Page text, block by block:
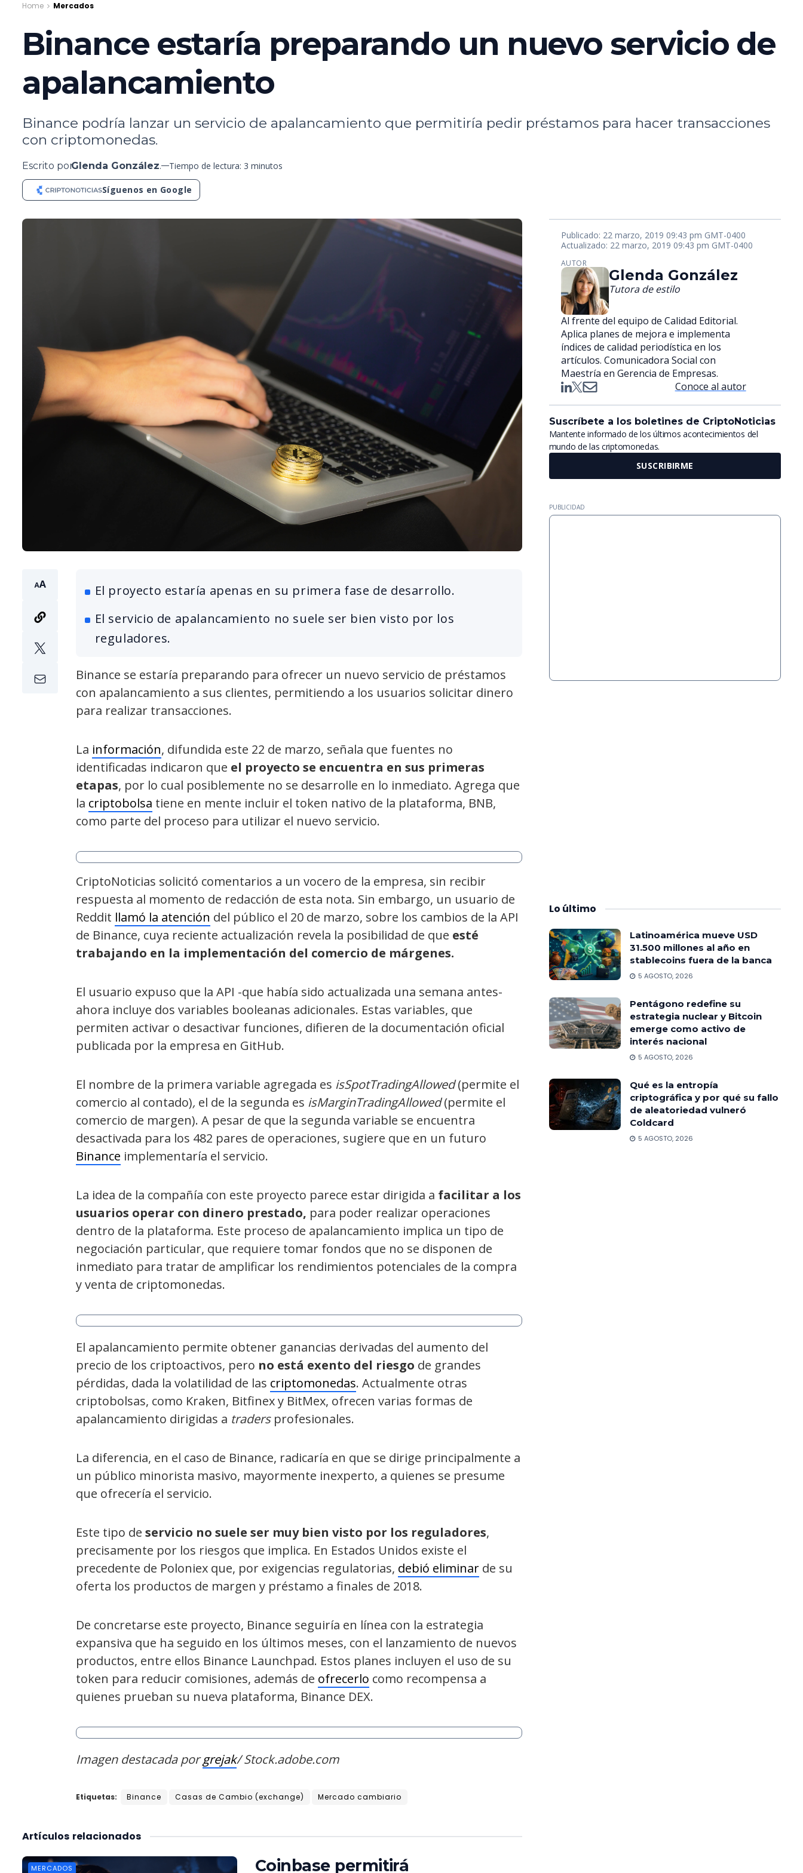
Home Mercados
Binance estaría preparando un nuevo servicio de
apalancamiento
Binance podría lanzar un servicio de apalancamiento que permitiría pedir préstamos para hacer transacciones
con criptomonedas.
Escrito porGlenda González. Tiempo de lectura: 3 minutos
Síguenos en Google
El proyecto estaría apenas en su primera fase de desarrollo.
El servicio de apalancamiento no suele ser bien visto por los
reguladores.
Binance se estaría preparando para ofrecer un nuevo servicio de préstamos
con apalancamiento a sus clientes, permitiendo a los usuarios solicitar dinero
para realizar transacciones.
La información, difundida este 22 de marzo, señala que fuentes no
identificadas indicaron que el proyecto se encuentra en sus primeras
etapas, por lo cual posiblemente no se desarrolle en lo inmediato. Agrega que
la criptobolsa tiene en mente incluir el token nativo de la plataforma, BNB,
como parte del proceso para utilizar el nuevo servicio.
CriptoNoticias solicitó comentarios a un vocero de la empresa, sin recibir
respuesta al momento de redacción de esta nota. Sin embargo, un usuario de
Reddit llamó la atención del público el 20 de marzo, sobre los cambios de la API
de Binance, cuya reciente actualización revela la posibilidad de que esté
trabajando en la implementación del comercio de márgenes.
El usuario expuso que la API -que había sido actualizada una semana antes-
ahora incluye dos variables booleanas adicionales. Estas variables, que
permiten activar o desactivar funciones, difieren de la documentación oficial
publicada por la empresa en GitHub.
El nombre de la primera variable agregada es isSpotTradingAllowed(permite el
comercio al contado), el de la segunda es isMarginTradingAllowed(permite el
comercio de margen). A pesar de que la segunda variable se encuentra
desactivada para los 482 pares de operaciones, sugiere que en un futuro
Binance implementaría el servicio.
La idea de la compañía con este proyecto parece estar dirigida a facilitar a los
usuarios operar con dinero prestado, para poder realizar operaciones
dentro de la plataforma. Este proceso de apalancamiento implica un tipo de
negociación particular, que requiere tomar fondos que no se disponen de
inmediato para tratar de amplificar los rendimientos potenciales de la compra
y venta de criptomonedas.
El apalancamiento permite obtener ganancias derivadas del aumento del
precio de los criptoactivos, pero no está exento del riesgo de grandes
pérdidas, dada la volatilidad de las criptomonedas. Actualmente otras
criptobolsas, como Kraken, Bitfinex y BitMex, ofrecen varias formas de
apalancamiento dirigidas a traders profesionales.
La diferencia, en el caso de Binance, radicaría en que se dirige principalmente a
un público minorista masivo, mayormente inexperto, a quienes se presume
que ofrecería el servicio.
Este tipo de servicio no suele ser muy bien visto por los reguladores,
precisamente por los riesgos que implica. En Estados Unidos existe el
precedente de Poloniex que, por exigencias regulatorias, debió eliminar de su
oferta los productos de margen y préstamo a finales de 2018.
De concretarse este proyecto, Binance seguiría en línea con la estrategia
expansiva que ha seguido en los últimos meses, con el lanzamiento de nuevos
productos, entre ellos Binance Launchpad. Estos planes incluyen el uso de su
token para reducir comisiones, además de ofrecerlo como recompensa a
quienes prueban su nueva plataforma, Binance DEX.
Imagen destacada porgrejak/ Stock.adobe.com
Etiquetas: Binance Casas de Cambio (exchange) Mercado cambiario
relacionados
Artículos
MERCADOS Coinbase permitirá
Publicado: 22 marzo, 2019 09:43 pm GMT-0400
Actualizado: 22 marzo, 2019 09:43 pm GMT-0400
AUTOR
Glenda González
Tutora de estilo
Al frente del equipo de Calidad Editorial.
Aplica planes de mejora e implementa
índices de calidad periodística en los
artículos. Comunicadora Social con
Maestría en Gerencia de Empresas.
Conoce al autor
Suscríbete a los boletines de CriptoNoticias
Mantente informado de los últimos acontecimientos del
mundo de las criptomonedas.
SUSCRIBIRME
PUBLICIDAD
Lo último
Latinoamérica mueve USD
31.500 millones al año en
stablecoins fuera de la banca
5 AGOSTO, 2026
Pentágono redefine su
estrategia nuclear y Bitcoin
emerge como activo de
interés nacional
5 AGOSTO, 2026
Qué es la entropía
criptográfica y por qué su fallo
de aleatoriedad vulneró
Coldcard
5 AGOSTO, 2026